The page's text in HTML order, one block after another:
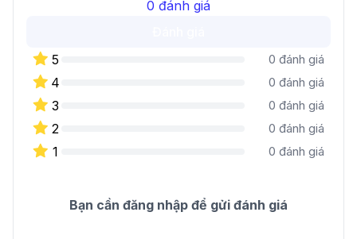
0 đánh giá
5
0 đánh giá
4 0 đánh giá
3 0 đánh giá
2 0 đánh giá
1 0 đánh giá
Bạn cần đăng nhập để gửi đánh giá